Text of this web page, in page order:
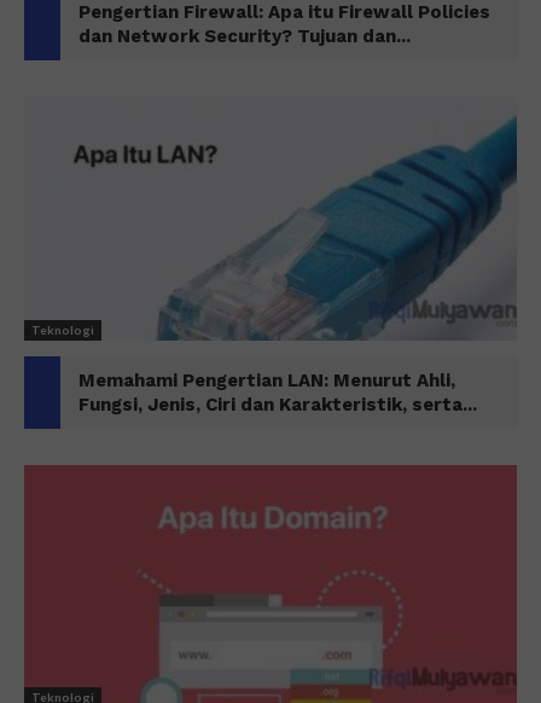
Pengertian Firewall: Apa itu Firewall Policies
dan Network Security? Tujuan dan...
Teknologi
Memahami Pengertian LAN: Menurut Ahli,
Fungsi, Jenis, Ciri dan Karakteristik, serta...
Teknologi